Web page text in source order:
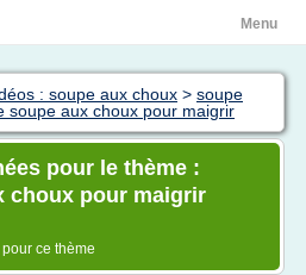
Menu
: soupe aux choux > soupe
soupe aux choux pour maigrir
pour le thème :
choux pour maigrir
pour ce thème